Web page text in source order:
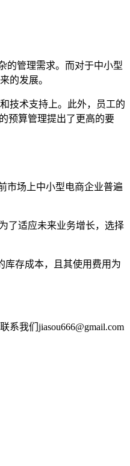
的管理需求。而对于中小型
的发展。
技术支持上。此外，员工的
预算管理提出了更高的要
市场上中小型电商企业普遍
了适应未来业务增长，选择
库存成本，且其使用费用为
我们jiasou666@gmail.com